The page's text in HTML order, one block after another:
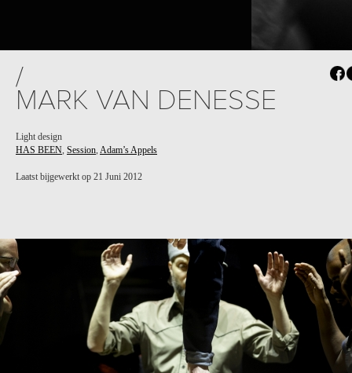
/
MARK VAN DENESSE
Light design
HAS BEEN, Session, Adam’s Appels
Laatst bijgewerkt op 21 Juni 2012